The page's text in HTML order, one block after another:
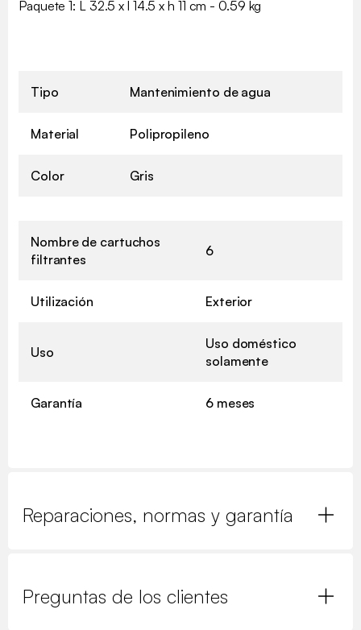
Paquete 1: L 32.5 x l 14.5 x h 11 cm - 0.59 kg
Tipo Mantenimiento de agua
Material Polipropileno
Color Gris
Nombre de cartuchos
filtrantes
6
Utilización Exterior
Uso
Uso doméstico
solamente
Garantía 6 meses
Reparaciones, normas y garantía
Preguntas de los clientes